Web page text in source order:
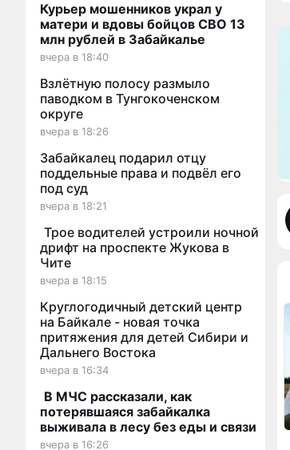
Курьер мошенников украл у
матери и вдовы бойцов СВО 13
млн рублей в Забайкалье
вчера в 18:40
Взлётную полосу размыло
паводком в Тунгокоченском
округе
вчера в 18:26
Забайкалец подарил отцу
поддельные права и подвёл его
под суд
вчера в 18:21
Трое водителей устроили ночной
дрифт на проспекте Жукова в
Чите
вчера в 18:15
Круглогодичный детский центр
на Байкале - новая точка
притяжения для детей Сибири и
Дальнего Востока
вчера в 16:34
В МЧС рассказали, как
потерявшаяся забайкалка
выживала в лесу без еды и связи
вчера в 16:26